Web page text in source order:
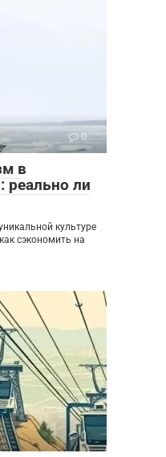
0
в
реально ли
культуре
сэкономить на
0